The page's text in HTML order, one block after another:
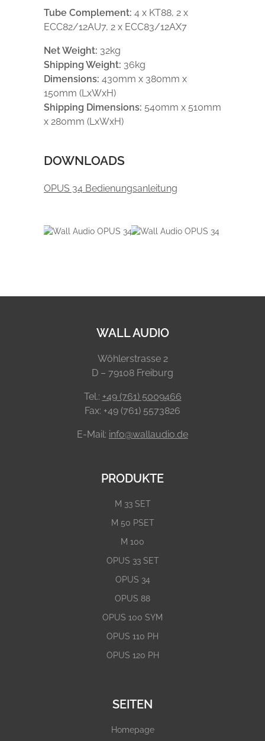
Tube Complement: 4 x KT88, 2 x
ECC82/12AU7, 2 x ECC83/12AX7
Net Weight: 32kg
Shipping Weight: 36kg
Dimensions: 430mm x 380mm x
150mm (LxWxH)
Shipping Dimensions: 540mm x 510mm
x 280mm (LxWxH)
DOWNLOADS
OPUS 34 Bedienungsanleitung
WALL AUDIO
Wöhlerstrasse 2
D – 79108 Freiburg
Tel.: +49 (761) 5009466
Fax: +49 (761) 5573826
E-Mail: info@wallaudio.de
PRODUKTE
M 33 SET
M 50 PSET
M 100
OPUS 33 SET
OPUS 34
OPUS 88
OPUS 100 SYM
OPUS 110 PH
OPUS 120 PH
SEITEN
Homepage